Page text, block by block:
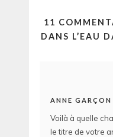
11
DANS L’EAU
ANNE GARÇON
Voilà à quelle
le titre de votre